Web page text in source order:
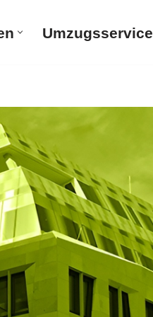
Umzugsservice